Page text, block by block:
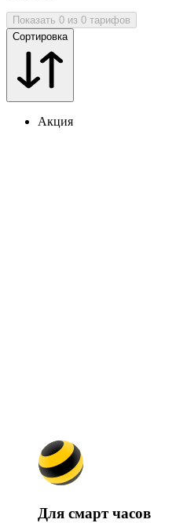
Показать 0 из 0 тарифов
Сортировка
Акция
Для смарт часов